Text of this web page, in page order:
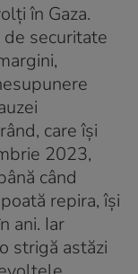
în Gaza.
securitate
care îşi
2023,
când
repira, îşi
ani. Iar
strigă astăzi